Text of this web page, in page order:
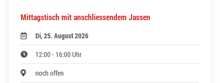
Mittagstisch mit anschliessendem Jassen
Di, 25. August 2026
12:00 - 16:00 Uhr
noch offen